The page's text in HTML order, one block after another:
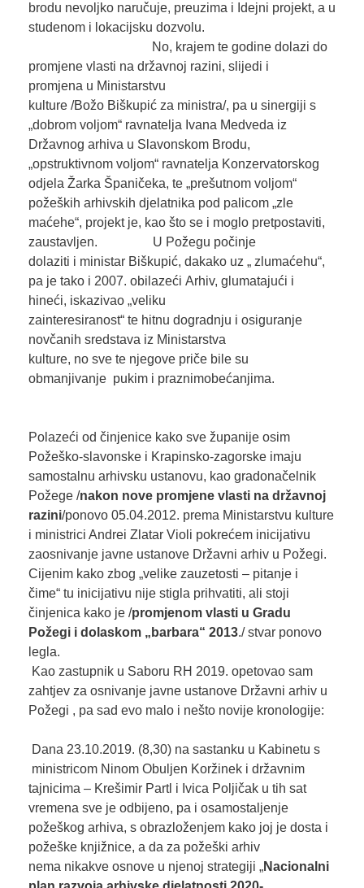
brodu nevoljko naručuje, preuzima i Idejni projekt, a u
studenom i lokacijsku dozvolu.
No, krajem te godine dolazi do
promjene vlasti na državnoj razini, slijedi i
promjena u Ministarstvu
kulture /Božo Biškupić za ministra/, pa u sinergiji s
„dobrom voljom“ ravnatelja Ivana Medveda iz
Državnog arhiva u Slavonskom Brodu,
„opstruktivnom voljom“ ravnatelja Konzervatorskog
odjela Žarka Španičeka, te „prešutnom voljom“
požeških arhivskih djelatnika pod palicom „zle
maćehe“, projekt je, kao što se i moglo pretpostaviti,
zaustavljen. U Požegu počinje
dolaziti i ministar Biškupić, dakako uz „ zlumaćehu“,
pa je tako i 2007. obilazeći Arhiv, glumatajući i
hineći, iskazivao „veliku
zainteresiranost“ te hitnu dogradnju i osiguranje
novčanih sredstava iz Ministarstva
kulture, no sve te njegove priče bile su
obmanjivanje pukim i praznimobećanjima.
Polazeći od činjenice kako sve županije osim
Požeško-slavonske i Krapinsko-zagorske imaju
samostalnu arhivsku ustanovu, kao gradonačelnik
Požege /nakon nove promjene vlastina državnoj
razini/ponovo 05.04.2012. prema Ministarstvu kulture
i ministrici Andrei Zlatar Violi pokrećem inicijativu
zaosnivanje javne ustanove Državni arhiv u Požegi.
Cijenim kako zbog „velike zauzetosti – pitanje i
čime“ tu inicijativu nije stigla prihvatiti, ali stoji
činjenica kako je /promjenom vlasti u Gradu
Požegi i dolaskom „barbara“ 2013./ stvar ponovo
legla.
Kao zastupnik u Saboru RH 2019. opetovao sam
zahtjev za osnivanje javne ustanove Državni arhiv u
Požegi , pa sad evo malo i nešto novije kronologije:
Dana 23.10.2019. (8,30) na sastanku u Kabinetu s
ministricom Ninom Obuljen Koržinek i državnim
tajnicima – Krešimir Partl i Ivica Poljičak u tih sat
vremena sve je odbijeno, pa i osamostaljenje
požeškog arhiva, s obrazloženjem kako joj je dosta i
požeške knjižnice, a da za požeški arhiv
nema nikakve osnove u njenoj strategiji „Nacionalni